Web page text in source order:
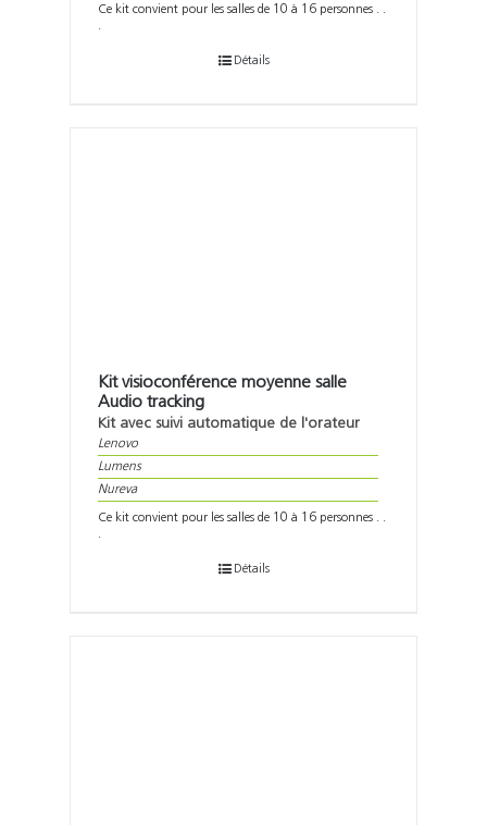
Ce kit convient pour les salles de 10 à 16 personnes . .
.
Détails
Kit visioconférence moyenne salle
Audio tracking
Kit avec suivi automatique de l'orateur
Lenovo
Lumens
Nureva
Ce kit convient pour les salles de 10 à 16 personnes . .
.
Détails